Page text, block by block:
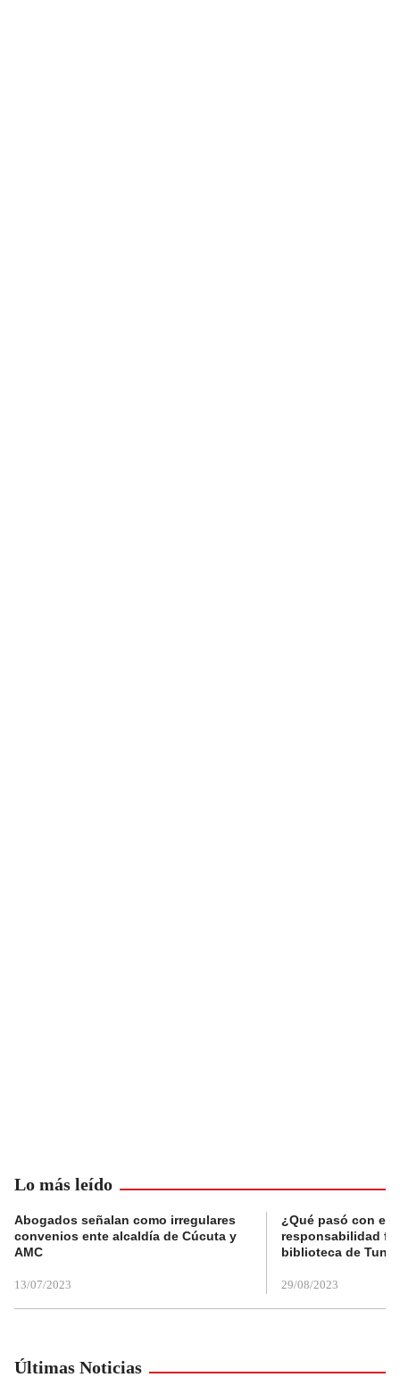
Lo más leído
Abogados señalan como irregulares
convenios ente alcaldía de Cúcuta y
AMC
13/07/2023
¿Qué pasó con el
responsabilidad
biblioteca de
29/08/2023
Últimas Noticias